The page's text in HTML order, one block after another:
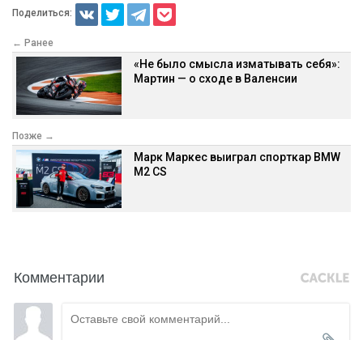
Поделиться:
← Ранее
«Не было смысла изматывать себя»:
Мартин — о сходе в Валенсии
Позже →
Марк Маркес выиграл спорткар BMW
M2 CS
Комментарии